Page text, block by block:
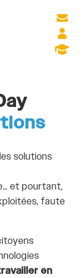
solutions
et pourtant,
faute
en